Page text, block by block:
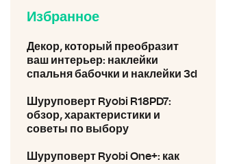
Избранное
Декор, который преобразит
ваш интерьер: наклейки
спальня бабочки и наклейки 3d
Шуруповерт Ryobi R18PD7:
обзор, характеристики и
советы по выбору
Шуруповерт Ryobi One+: как